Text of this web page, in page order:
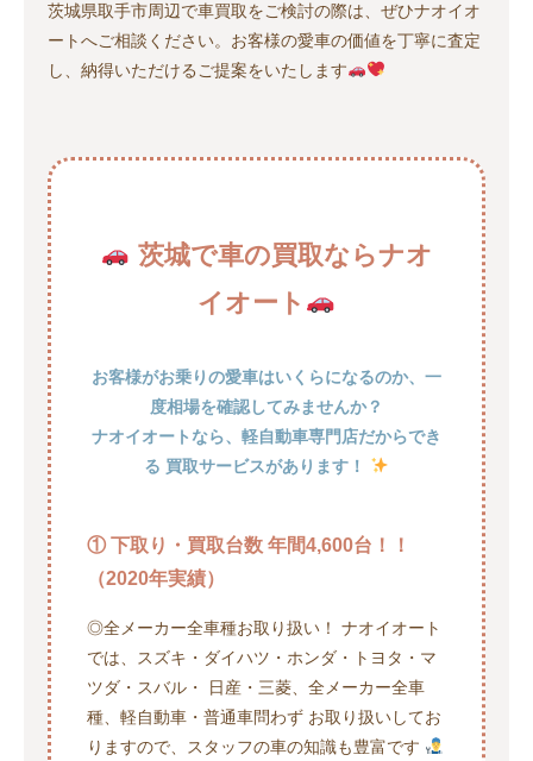
茨城県取手市周辺で車買取をご検討の際は、ぜひナオイオ
ートへご相談ください。お客様の愛車の価値を丁寧に査定
し、納得いただけるご提案をいたします
茨城で車の買取ならナオ
イオート
お客様がお乗りの愛車はいくらになるのか、一
度相場を確認してみませんか？
ナオイオートなら、軽自動車専門店だからでき
る 買取サービスがあります！
① 下取り・買取台数 年間4,600台！！
（2020年実績）
◎全メーカー全車種お取り扱い！ ナオイオート
では、スズキ・ダイハツ・ホンダ・トヨタ・マ
ツダ・スバル・ 日産・三菱、全メーカー全車
種、軽自動車・普通車問わず お取り扱いしてお
りますので、スタッフの車の知識も豊富です